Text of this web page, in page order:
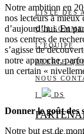
LISTE DES
QUI
L’ÉQUIPE
ALERTE
NOUS
I DS
Notre ambition en
nos lecteurs à mieux
d’aujourd’hui. En
nos centres de
s’agisse de
notre approche,
un certain «
Donner le goût des
Notre but est de